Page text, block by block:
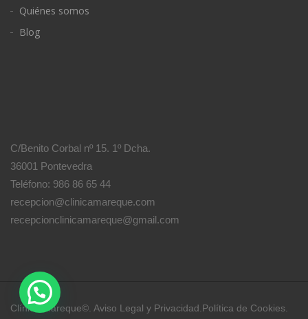
Quiénes somos
Blog
C/Benito Corbal nº 15. 1º Dcha.
36001 Pontevedra
Teléfono: 986 86 65 44
recepcion@clinicamareque.com
recepcionclinicamareque@gmail.com
Clínica Mareque©. Aviso Legal y Privacidad Política de Cookies